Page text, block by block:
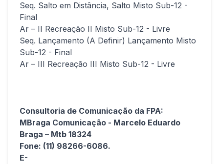
Seq. Salto em Distância, Salto Misto Sub-12 -
Final
Ar – II Recreação II Misto Sub-12 - Livre
Seq. Lançamento (A Definir) Lançamento Misto
Sub-12 - Final
Ar – III Recreação III Misto Sub-12 - Livre
Consultoria de Comunicação da FPA:
MBraga Comunicação - Marcelo Eduardo
Braga – Mtb 18324
Fone: (11) 98266-6086.
E-